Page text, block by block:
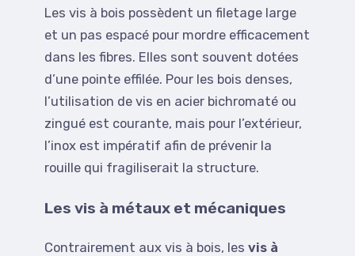
Les vis à bois possèdent un filetage large
et un pas espacé pour mordre efficacement
dans les fibres. Elles sont souvent dotées
d’une pointe effilée. Pour les bois denses,
l’utilisation de vis en acier bichromaté ou
zingué est courante, mais pour l’extérieur,
l’inox est impératif afin de prévenir la
rouille qui fragiliserait la structure.
Les vis à métaux et mécaniques
Contrairement aux vis à bois, les vis à